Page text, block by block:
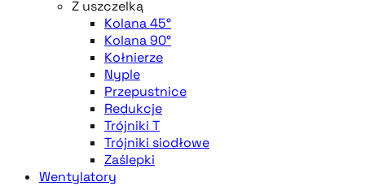
Z uszczelką
Kolana 45°
Kolana 90°
Kołnierze
Nyple
Przepustnice
Redukcje
Trójniki T
Trójniki siodłowe
Zaślepki
Wentylatory